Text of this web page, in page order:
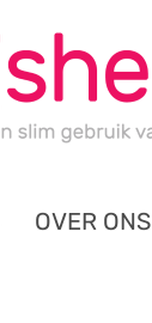
OVER ONS